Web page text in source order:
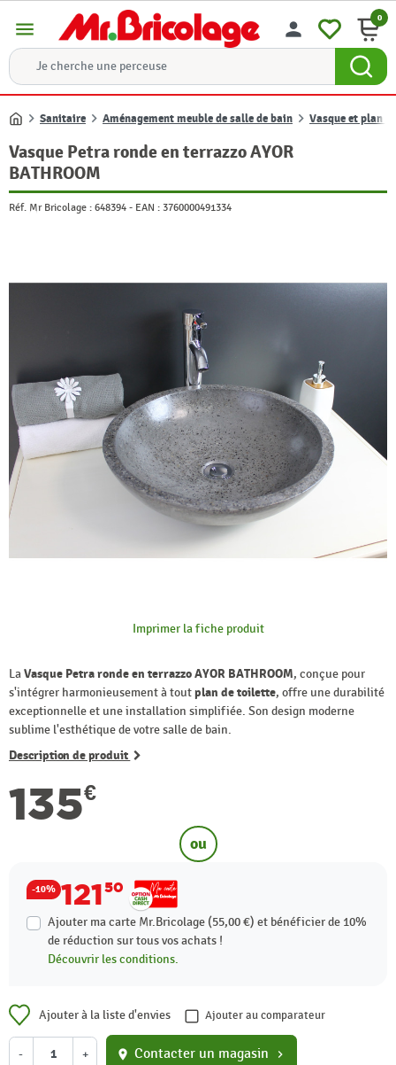
menu person 0
Accueil
Sanitaire Aménagement meuble de salle de bain Vasque et plan
Vasque Petra ronde en terrazzo AYOR
BATHROOM
Réf. Mr Bricolage : 648394 - EAN : 3760000491334
Imprimer la fiche produit
LaVasque Petra ronde en terrazzo AYOR BATHROOM, conçue pour
s'intégrer harmonieusement à toutplan de toilette, offre une durabilité
exceptionnelle et une installation simplifiée. Son design moderne
sublime l'esthétique de votre salle de bain.
Description de produit
135€
ou
-10% 12150
Ajouter ma carte Mr.Bricolage (55,00 €) et bénéficier de 10%
de réduction sur tous vos achats !
Découvrir les conditions.
Ajouter à la liste d'envies Ajouter au comparateur
- + location_on Contacter un magasin chevron_right